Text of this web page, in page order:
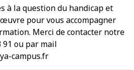
à la question du handicap et
pour vous accompagner
Merci de contacter notre
91 ou par mail
campus.fr